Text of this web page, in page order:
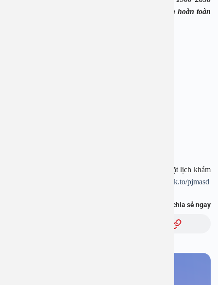
để được hỗ trợ tư vấn hoàn toàn
Tải APP Bệnh viện An Việt để “Tra cứu kết quả – Đặt lịch khám
https://onelink.to/pjmasd
Bạn thấy thông tin này hữu ích, chia sẻ ngay